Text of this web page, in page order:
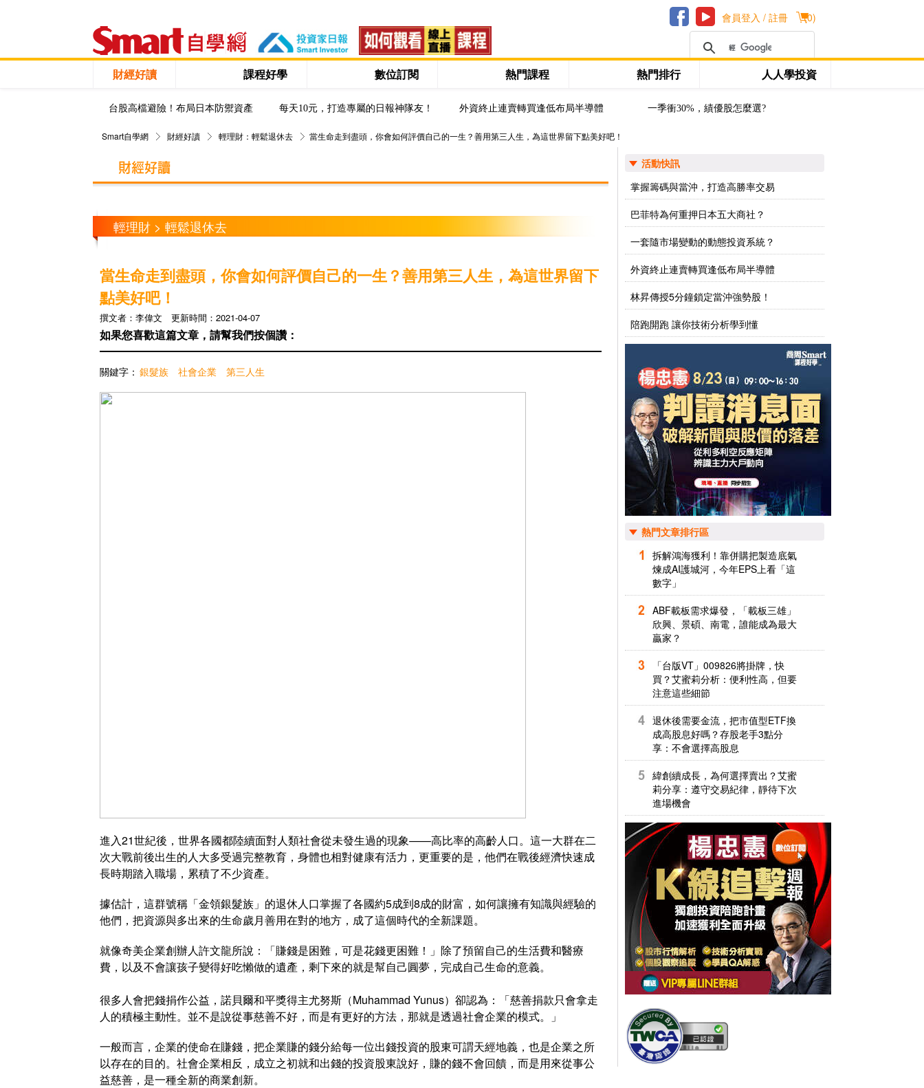
(0)
會員登入 / 註冊
財經好讀 課程好學 數位訂閱 熱門課程 熱門排行 人人學投資
台股高檔避險！布局日本防禦資產 每天10元，打造專屬的日報神隊友！ 外資終止連賣轉買逢低布局半導體 一季衝30%，績優股怎麼選?
Smart自學網 財經好讀 輕理財：輕鬆退休去 當生命走到盡頭，你會如何評價自己的一生？善用第三人生，為這世界留下點美好吧！
輕理財 > 輕鬆退休去
當生命走到盡頭，你會如何評價自己的一生？善用第三人生，為這世界留下
點美好吧！
撰文者：李偉文 更新時間：2021-04-07
如果您喜歡這篇文章，請幫我們按個讚：
關鍵字： 銀髮族 社會企業 第三人生
進入21世紀後，世界各國都陸續面對人類社會從未發生過的現象——高比率的高齡人口。這一大群在二
次大戰前後出生的人大多受過完整教育，身體也相對健康有活力，更重要的是，他們在戰後經濟快速成
長時期踏入職場，累積了不少資產。
據估計，這群號稱「金領銀髮族」的退休人口掌握了各國約5成到8成的財富，如何讓擁有知識與經驗的
他們，把資源與多出來的生命歲月善用在對的地方，成了這個時代的全新課題。
就像奇美企業創辦人許文龍所說：「賺錢是困難，可是花錢更困難！」除了預留自己的生活費和醫療
費，以及不會讓孩子變得好吃懶做的遺產，剩下來的就是幫自己圓夢，完成自己生命的意義。
很多人會把錢捐作公益，諾貝爾和平獎得主尤努斯（Muhammad Yunus）卻認為：「慈善捐款只會拿走
人的積極主動性。並不是說從事慈善不好，而是有更好的方法，那就是透過社會企業的模式。」
一般而言，企業的使命在賺錢，把企業賺的錢分給每一位出錢投資的股東可謂天經地義，也是企業之所
以存在的目的。社會企業相反，成立之初就和出錢的投資股東說好，賺的錢不會回饋，而是用來從事公
益慈善，是一種全新的商業創新。
活動快訊
掌握籌碼與當沖，打造高勝率交易
巴菲特為何重押日本五大商社？
一套隨市場變動的動態投資系統？
外資終止連賣轉買逢低布局半導體
林昇傳授5分鐘鎖定當沖強勢股！
陪跑開跑 讓你技術分析學到懂
熱門文章排行區
拆解鴻海獲利！靠併購把製造底氣
煉成AI護城河，今年EPS上看「這
數字」
ABF載板需求爆發，「載板三雄」
欣興、景碩、南電，誰能成為最大
贏家？
「台版VT」009826將掛牌，快
買？艾蜜莉分析：便利性高，但要
注意這些細節
退休後需要金流，把市值型ETF換
成高股息好嗎？存股老手3點分
享：不會選擇高股息
緯創續成長，為何選擇賣出？艾蜜
莉分享：遵守交易紀律，靜待下次
進場機會